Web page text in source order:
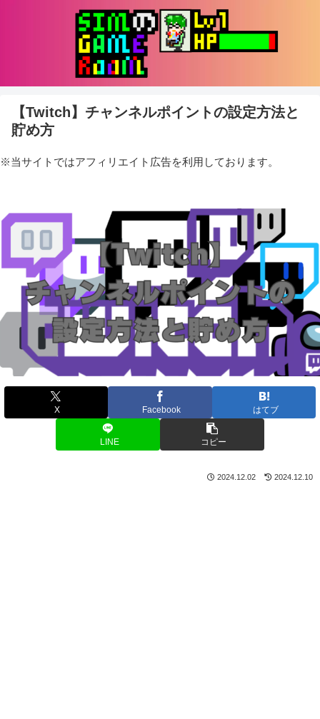
【Twitch】チャンネルポイントの設定方法と
貯め方
※当サイトではアフィリエイト広告を利用しております。
X Facebook はてブ
LINE コピー
2024.12.02 2024.12.10